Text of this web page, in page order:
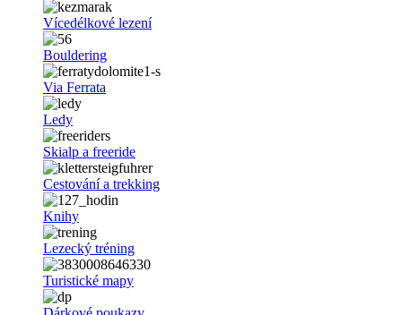
Vícedélkové lezení
Bouldering
Via Ferrata
Ledy
Skialp a freeride
Cestování a trekking
Knihy
Lezecký tréning
Turistické mapy